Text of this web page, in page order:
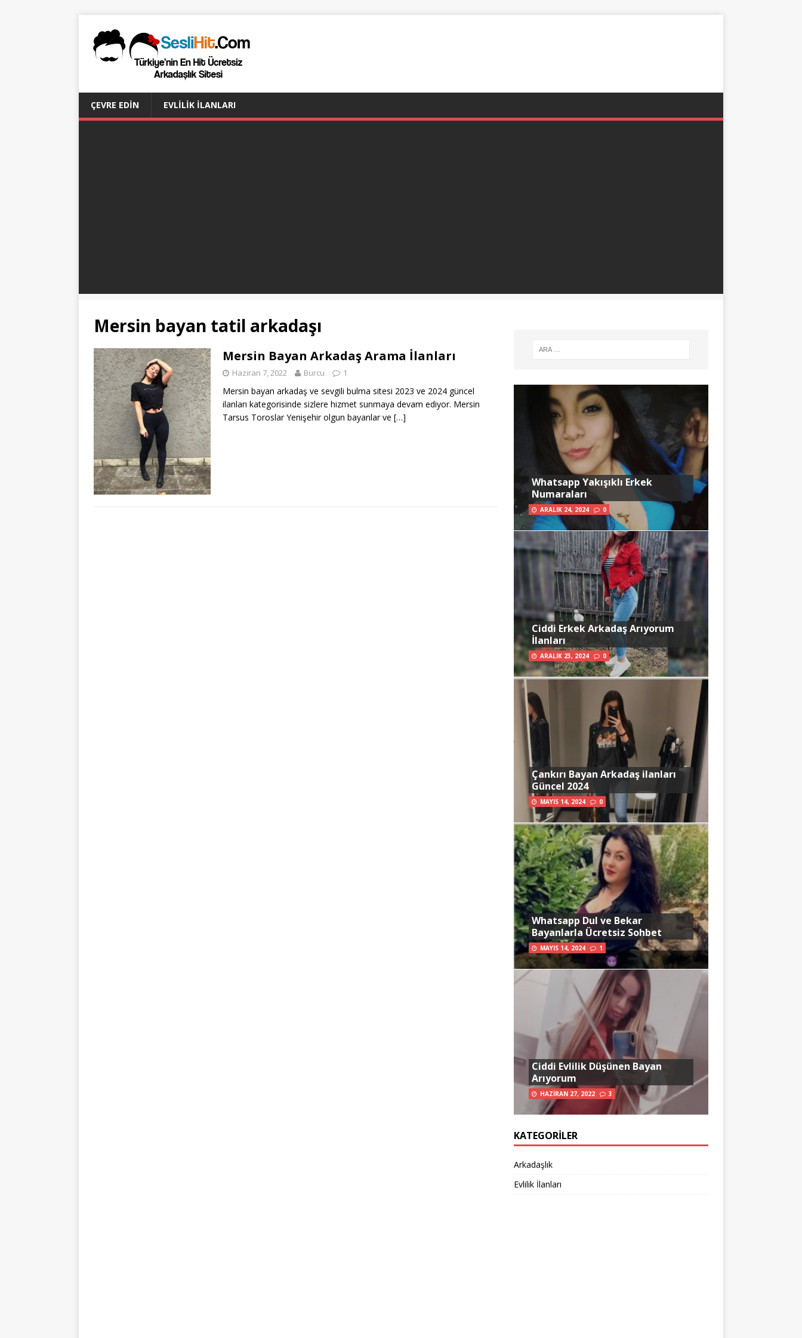
ÇEVRE EDIN EVLILIK İLANLARI
Mersin bayan tatil arkadaşı
Mersin Bayan Arkadaş Arama İlanları
Haziran 7, 2022 Burcu 1
Mersin bayan arkadaş ve sevgili bulma sitesi 2023 ve 2024 güncel
ilanları kategorisinde sizlere hizmet sunmaya devam ediyor. Mersin
Tarsus Toroslar Yenişehir olgun bayanlar ve […]
Whatsapp Yakışıklı Erkek
Numaraları
ARALIK 24, 2024 0
Ciddi Erkek Arkadaş Arıyorum
İlanları
ARALIK 23, 2024 0
Çankırı Bayan Arkadaş ilanları
Güncel 2024
MAYIS 14, 2024 0
Whatsapp Dul ve Bekar
Bayanlarla Ücretsiz Sohbet
MAYIS 14, 2024 1
Ciddi Evlilik Düşünen Bayan
Arıyorum
HAZIRAN 27, 2022 3
KATEGORILER
Arkadaşlık
Evlilik İlanları